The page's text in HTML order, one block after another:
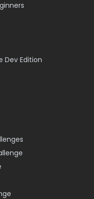
Dev Edition